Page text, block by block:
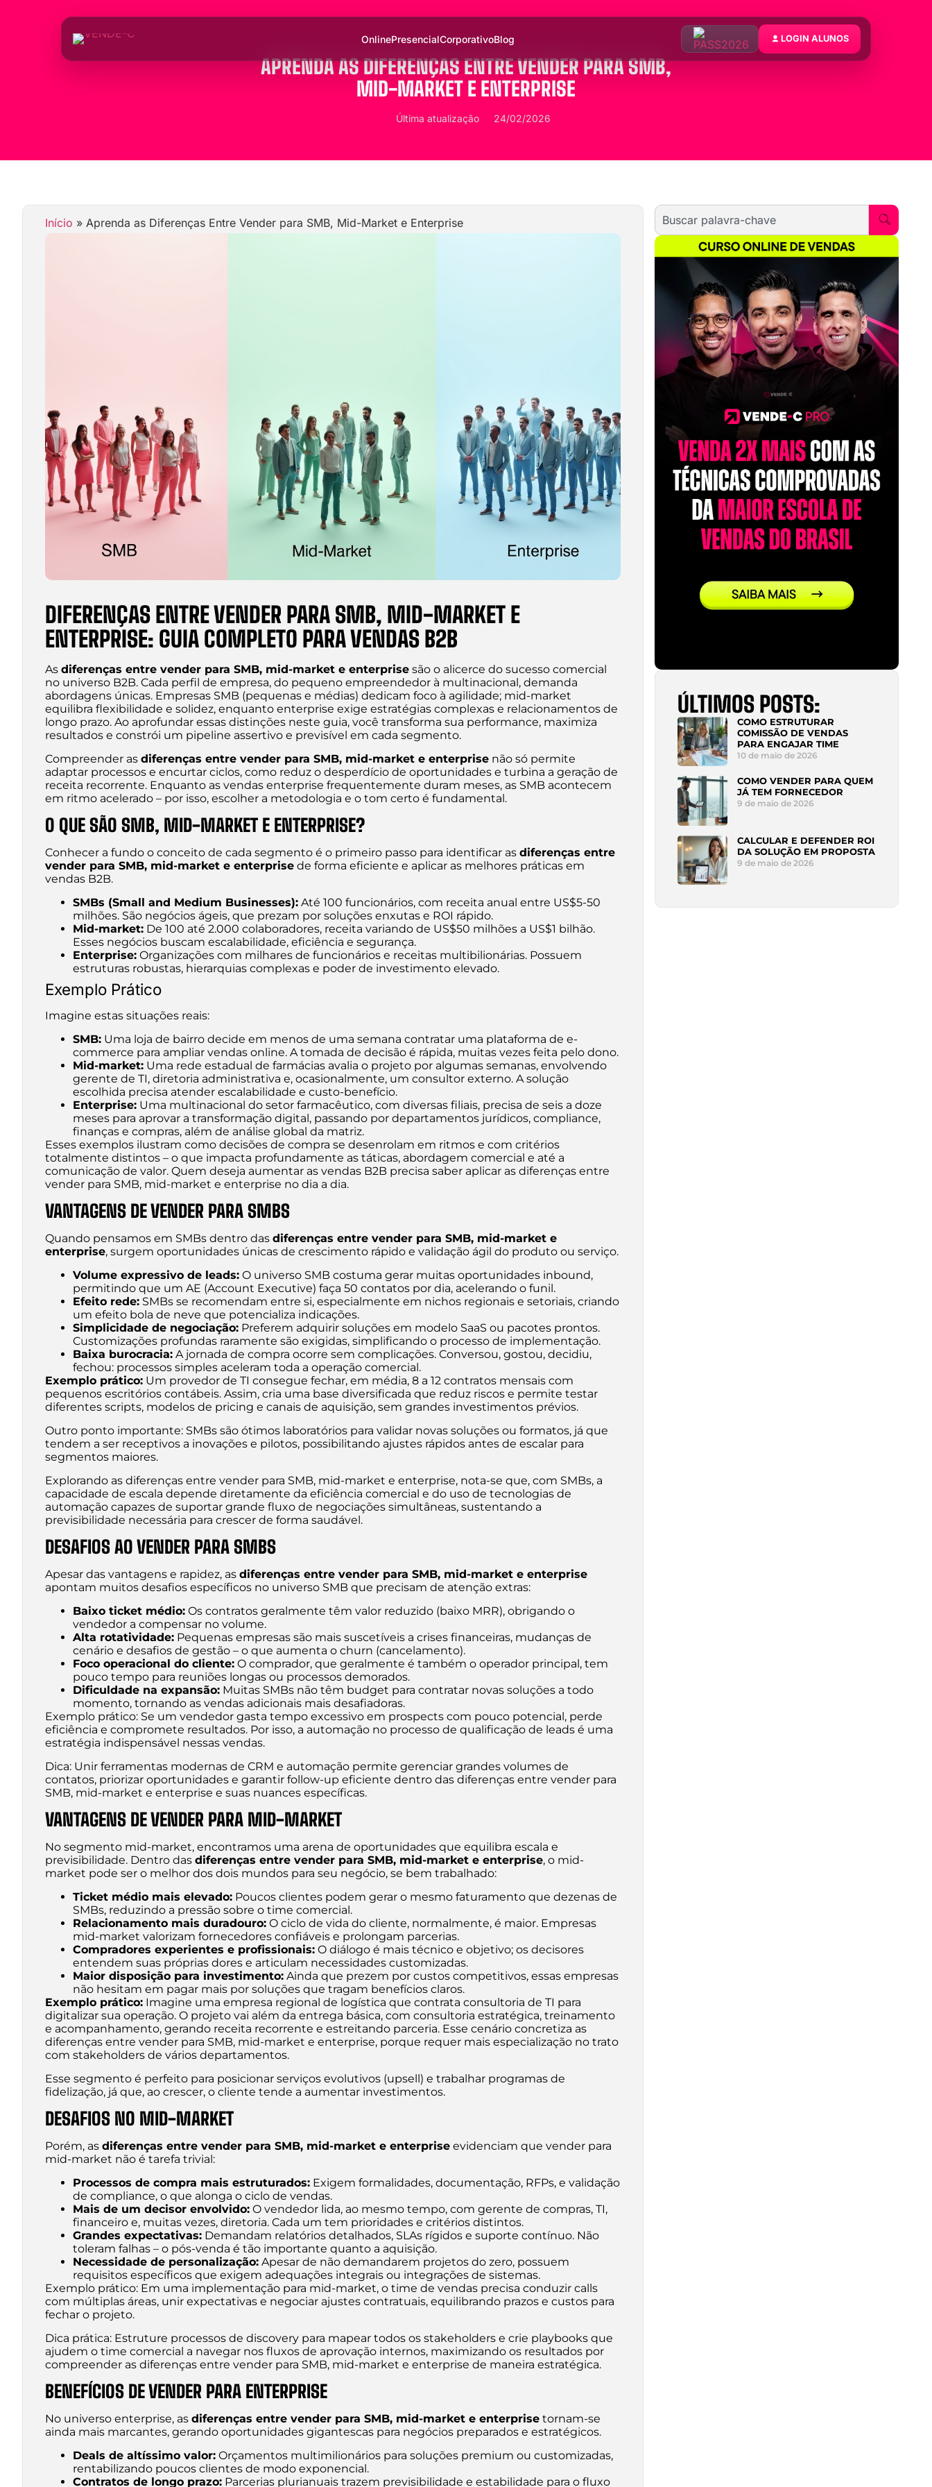
OnlinePresencialCorporativoBlog LOGIN ALUNOS
APRENDA AS DIFERENÇAS ENTRE VENDER PARA SMB,
MID-MARKET E ENTERPRISE
Última atualização 24/02/2026
Início » Aprenda as Diferenças Entre Vender para SMB, Mid-Market e Enterprise
DIFERENÇAS ENTRE VENDER PARA SMB, MID-MARKET E
ENTERPRISE: GUIA COMPLETO PARA VENDAS B2B
As diferenças entre vender para SMB, mid-market e enterprise são o alicerce do sucesso comercial
no universo B2B. Cada perfil de empresa, do pequeno empreendedor à multinacional, demanda
abordagens únicas. Empresas SMB (pequenas e médias) dedicam foco à agilidade; mid-market
equilibra flexibilidade e solidez, enquanto enterprise exige estratégias complexas e relacionamentos de
longo prazo. Ao aprofundar essas distinções neste guia, você transforma sua performance, maximiza
resultados e constrói um pipeline assertivo e previsível em cada segmento.
Compreender as diferenças entre vender para SMB, mid-market e enterprise não só permite
adaptar processos e encurtar ciclos, como reduz o desperdício de oportunidades e turbina a geração de
receita recorrente. Enquanto as vendas enterprise frequentemente duram meses, as SMB acontecem
em ritmo acelerado – por isso, escolher a metodologia e o tom certo é fundamental.
O QUE SÃO SMB, MID-MARKET E ENTERPRISE?
Conhecer a fundo o conceito de cada segmento é o primeiro passo para identificar as diferenças entre
vender para SMB, mid-market e enterprise de forma eficiente e aplicar as melhores práticas em
vendas B2B.
SMBs (Small and Medium Businesses): Até 100 funcionários, com receita anual entre US$5-50
milhões. São negócios ágeis, que prezam por soluções enxutas e ROI rápido.
Mid-market: De 100 até 2.000 colaboradores, receita variando de US$50 milhões a US$1 bilhão.
Esses negócios buscam escalabilidade, eficiência e segurança.
Enterprise: Organizações com milhares de funcionários e receitas multibilionárias. Possuem
estruturas robustas, hierarquias complexas e poder de investimento elevado.
Exemplo Prático
Imagine estas situações reais:
SMB: Uma loja de bairro decide em menos de uma semana contratar uma plataforma de e-
commerce para ampliar vendas online. A tomada de decisão é rápida, muitas vezes feita pelo dono.
Mid-market: Uma rede estadual de farmácias avalia o projeto por algumas semanas, envolvendo
gerente de TI, diretoria administrativa e, ocasionalmente, um consultor externo. A solução
escolhida precisa atender escalabilidade e custo-benefício.
Enterprise: Uma multinacional do setor farmacêutico, com diversas filiais, precisa de seis a doze
meses para aprovar a transformação digital, passando por departamentos jurídicos, compliance,
finanças e compras, além de análise global da matriz.
Esses exemplos ilustram como decisões de compra se desenrolam em ritmos e com critérios
totalmente distintos – o que impacta profundamente as táticas, abordagem comercial e até a
comunicação de valor. Quem deseja aumentar as vendas B2B precisa saber aplicar as diferenças entre
vender para SMB, mid-market e enterprise no dia a dia.
VANTAGENS DE VENDER PARA SMBS
Quando pensamos em SMBs dentro das diferenças entre vender para SMB, mid-market e
enterprise, surgem oportunidades únicas de crescimento rápido e validação ágil do produto ou serviço.
Volume expressivo de leads: O universo SMB costuma gerar muitas oportunidades inbound,
permitindo que um AE (Account Executive) faça 50 contatos por dia, acelerando o funil.
Efeito rede: SMBs se recomendam entre si, especialmente em nichos regionais e setoriais, criando
um efeito bola de neve que potencializa indicações.
Simplicidade de negociação: Preferem adquirir soluções em modelo SaaS ou pacotes prontos.
Customizações profundas raramente são exigidas, simplificando o processo de implementação.
Baixa burocracia: A jornada de compra ocorre sem complicações. Conversou, gostou, decidiu,
fechou: processos simples aceleram toda a operação comercial.
Exemplo prático: Um provedor de TI consegue fechar, em média, 8 a 12 contratos mensais com
pequenos escritórios contábeis. Assim, cria uma base diversificada que reduz riscos e permite testar
diferentes scripts, modelos de pricing e canais de aquisição, sem grandes investimentos prévios.
Outro ponto importante: SMBs são ótimos laboratórios para validar novas soluções ou formatos, já que
tendem a ser receptivos a inovações e pilotos, possibilitando ajustes rápidos antes de escalar para
segmentos maiores.
Explorando as diferenças entre vender para SMB, mid-market e enterprise, nota-se que, com SMBs, a
capacidade de escala depende diretamente da eficiência comercial e do uso de tecnologias de
automação capazes de suportar grande fluxo de negociações simultâneas, sustentando a
previsibilidade necessária para crescer de forma saudável.
DESAFIOS AO VENDER PARA SMBS
Apesar das vantagens e rapidez, as diferenças entre vender para SMB, mid-market e enterprise
apontam muitos desafios específicos no universo SMB que precisam de atenção extras:
Baixo ticket médio: Os contratos geralmente têm valor reduzido (baixo MRR), obrigando o
vendedor a compensar no volume.
Alta rotatividade: Pequenas empresas são mais suscetíveis a crises financeiras, mudanças de
cenário e desafios de gestão – o que aumenta o churn (cancelamento).
Foco operacional do cliente: O comprador, que geralmente é também o operador principal, tem
pouco tempo para reuniões longas ou processos demorados.
Dificuldade na expansão: Muitas SMBs não têm budget para contratar novas soluções a todo
momento, tornando as vendas adicionais mais desafiadoras.
Exemplo prático: Se um vendedor gasta tempo excessivo em prospects com pouco potencial, perde
eficiência e compromete resultados. Por isso, a automação no processo de qualificação de leads é uma
estratégia indispensável nessas vendas.
Dica: Unir ferramentas modernas de CRM e automação permite gerenciar grandes volumes de
contatos, priorizar oportunidades e garantir follow-up eficiente dentro das diferenças entre vender para
SMB, mid-market e enterprise e suas nuances específicas.
VANTAGENS DE VENDER PARA MID-MARKET
No segmento mid-market, encontramos uma arena de oportunidades que equilibra escala e
previsibilidade. Dentro das diferenças entre vender para SMB, mid-market e enterprise, o mid-
market pode ser o melhor dos dois mundos para seu negócio, se bem trabalhado:
Ticket médio mais elevado: Poucos clientes podem gerar o mesmo faturamento que dezenas de
SMBs, reduzindo a pressão sobre o time comercial.
Relacionamento mais duradouro: O ciclo de vida do cliente, normalmente, é maior. Empresas
mid-market valorizam fornecedores confiáveis e prolongam parcerias.
Compradores experientes e profissionais: O diálogo é mais técnico e objetivo; os decisores
entendem suas próprias dores e articulam necessidades customizadas.
Maior disposição para investimento: Ainda que prezem por custos competitivos, essas empresas
não hesitam em pagar mais por soluções que tragam benefícios claros.
Exemplo prático: Imagine uma empresa regional de logística que contrata consultoria de TI para
digitalizar sua operação. O projeto vai além da entrega básica, com consultoria estratégica, treinamento
e acompanhamento, gerando receita recorrente e estreitando parceria. Esse cenário concretiza as
diferenças entre vender para SMB, mid-market e enterprise, porque requer mais especialização no trato
com stakeholders de vários departamentos.
Esse segmento é perfeito para posicionar serviços evolutivos (upsell) e trabalhar programas de
fidelização, já que, ao crescer, o cliente tende a aumentar investimentos.
DESAFIOS NO MID-MARKET
Porém, as diferenças entre vender para SMB, mid-market e enterprise evidenciam que vender para
mid-market não é tarefa trivial:
Processos de compra mais estruturados: Exigem formalidades, documentação, RFPs, e validação
de compliance, o que alonga o ciclo de vendas.
Mais de um decisor envolvido: O vendedor lida, ao mesmo tempo, com gerente de compras, TI,
financeiro e, muitas vezes, diretoria. Cada um tem prioridades e critérios distintos.
Grandes expectativas: Demandam relatórios detalhados, SLAs rígidos e suporte contínuo. Não
toleram falhas – o pós-venda é tão importante quanto a aquisição.
Necessidade de personalização: Apesar de não demandarem projetos do zero, possuem
requisitos específicos que exigem adequações integrais ou integrações de sistemas.
Exemplo prático: Em uma implementação para mid-market, o time de vendas precisa conduzir calls
com múltiplas áreas, unir expectativas e negociar ajustes contratuais, equilibrando prazos e custos para
fechar o projeto.
Dica prática: Estruture processos de discovery para mapear todos os stakeholders e crie playbooks que
ajudem o time comercial a navegar nos fluxos de aprovação internos, maximizando os resultados por
compreender as diferenças entre vender para SMB, mid-market e enterprise de maneira estratégica.
BENEFÍCIOS DE VENDER PARA ENTERPRISE
No universo enterprise, as diferenças entre vender para SMB, mid-market e enterprise tornam-se
ainda mais marcantes, gerando oportunidades gigantescas para negócios preparados e estratégicos.
Deals de altíssimo valor: Orçamentos multimilionários para soluções premium ou customizadas,
rentabilizando poucos clientes de modo exponencial.
Contratos de longo prazo: Parcerias plurianuais trazem previsibilidade e estabilidade para o fluxo
ÚLTIMOS POSTS:
COMO ESTRUTURAR
COMISSÃO DE VENDAS
PARA ENGAJAR TIME
10 de maio de 2026
COMO VENDER PARA QUEM
JÁ TEM FORNECEDOR
9 de maio de 2026
CALCULAR E DEFENDER ROI
DA SOLUÇÃO EM PROPOSTA
9 de maio de 2026